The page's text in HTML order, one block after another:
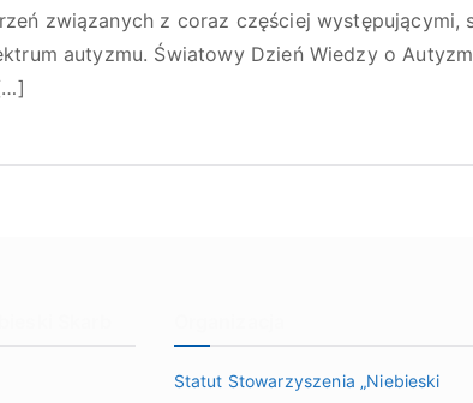
związanych z coraz częściej występującymi,
autyzmu. Światowy Dzień Wiedzy o
Statut Stowarzyszenia „Niebieski